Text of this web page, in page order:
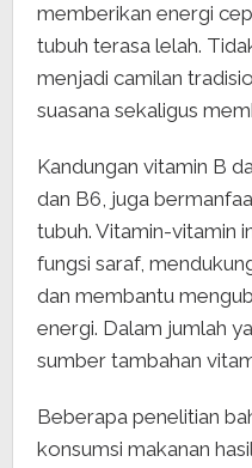
memberikan energi
tubuh terasa lelah.
menjadi camilan
suasana sekaligus
Kandungan vitamin B
dan B6, juga
tubuh. Vitamin-vitamin
fungsi saraf,
dan membantu
energi. Dalam jumlah
sumber tambahan
Beberapa penelitian
konsumsi makanan